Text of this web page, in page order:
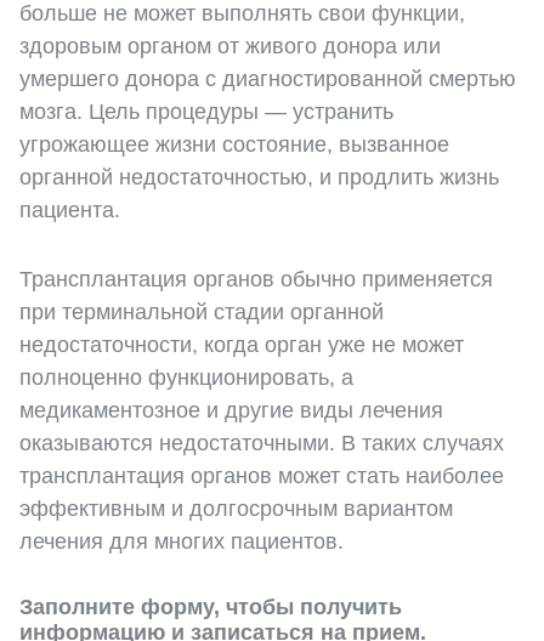
больше не может выполнять свои функции,
здоровым органом от живого донора или
умершего донора с диагностированной смертью
мозга. Цель процедуры — устранить
угрожающее жизни состояние, вызванное
органной недостаточностью, и продлить жизнь
пациента.
Трансплантация органов обычно применяется
при терминальной стадии органной
недостаточности, когда орган уже не может
полноценно функционировать, а
медикаментозное и другие виды лечения
оказываются недостаточными. В таких случаях
трансплантация органов может стать наиболее
эффективным и долгосрочным вариантом
лечения для многих пациентов.
Заполните форму, чтобы получить
информацию и записаться на прием.